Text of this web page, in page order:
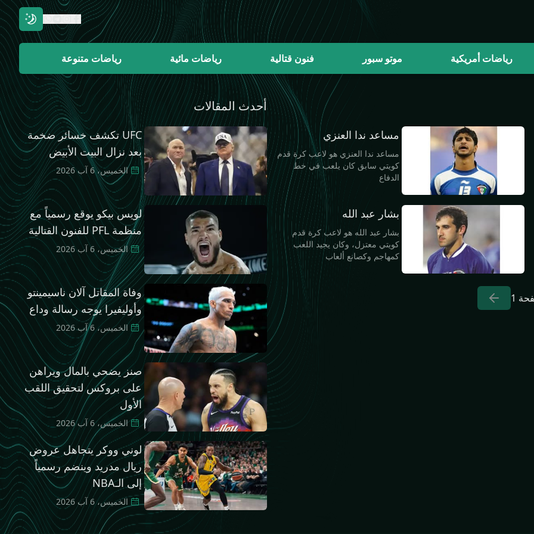
رياضات أمريكية موتو سبور فنون قتالية رياضات مائية رياضات متنوعة
مساعد ندا العنزي
مساعد ندا العنزي هو لاعب كرة قدم
كويتي سابق كان يلعب في خط
الدفاع
بشار عبد الله
بشار عبد الله هو لاعب كرة قدم
كويتي معتزل، وكان يجيد اللعب
كمهاجم وكصانع ألعاب
1
أحدث المقالات
UFC تكشف خسائر ضخمة
بعد نزال البيت الأبيض
الخميس، 6 آب 2026
لويس بيكو يوقع رسمياً مع
منظمة PFL للفنون القتالية
الخميس، 6 آب 2026
وفاة المقاتل آلان ناسيمينتو
وأوليفيرا يوجه رسالة وداع
الخميس، 6 آب 2026
صنز يضحي بالمال ويراهن
على بروكس لتحقيق اللقب
الأول
الخميس، 6 آب 2026
لوني ووكر يتجاهل عروض
ريال مدريد وينضم رسمياً
إلى الـNBA
الخميس، 6 آب 2026